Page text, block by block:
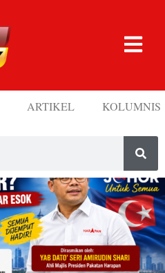
ARTIKEL KOLUMNIS